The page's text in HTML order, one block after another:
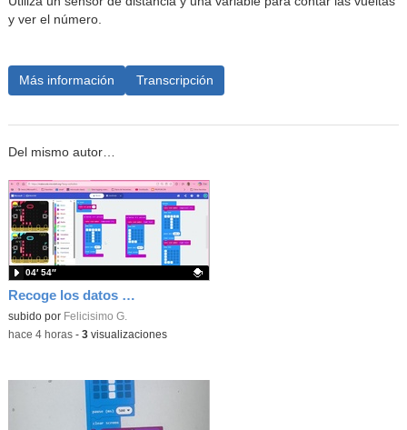
y ver el número.
Más información Transcripción
Del mismo autor…
Recoge los datos en una gráfica programando tu placa microbit con MakeCode y conoce la Tª y nivel de luz en este eclipse
Contenido educativo.
subido por Felicisimo G.
04′ 54″
-hace 4 horas- 3visualizaciones